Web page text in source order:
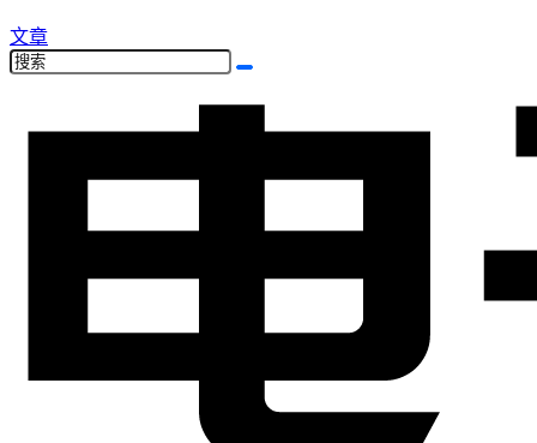
文章